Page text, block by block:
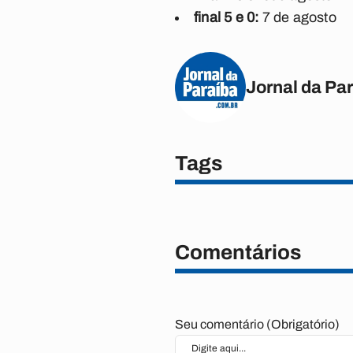
final 5 e 0: 7 de agosto
Jornal da
Tags
Comentários
Seu comentário (Obrigatório)